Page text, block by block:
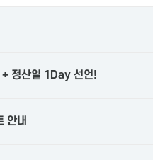
+ 정산일 1Day 선언!
안내